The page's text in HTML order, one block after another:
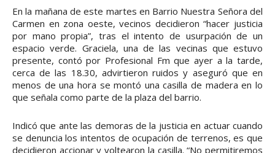
En la mañana de este martes en Barrio Nuestra Señora del
Carmen en zona oeste, vecinos decidieron “hacer justicia
por mano propia”, tras el intento de usurpación de un
espacio verde. Graciela, una de las vecinas que estuvo
presente, contó por Profesional Fm que ayer a la tarde,
cerca de las 18.30, advirtieron ruidos y aseguró que en
menos de una hora se montó una casilla de madera en lo
que señala como parte de la plaza del barrio.
Indicó que ante las demoras de la justicia en actuar cuando
se denuncia los intentos de ocupación de terrenos, es que
decidieron accionar y voltearon la casilla. “No permitiremos